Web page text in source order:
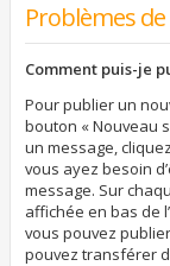
Problèmes
Comment puis-je
Pour publier un
bouton « Nouveau
un message,
vous ayez besoin
message. Sur
affichée en bas de
vous pouvez
pouvez transférer